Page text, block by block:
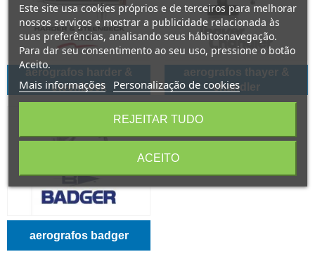
aerografos harder &
steenbeck
aerografos thayer &
chandler
aerografos badger
Este site usa cookies próprios e de terceiros para melhorar
nossos serviços e mostrar a publicidade relacionada às
suas preferências, analisando seus hábitosnavegação.
Para dar seu consentimento ao seu uso, pressione o botão
Aceito.
Mais informações Personalização de cookies
REJEITAR TUDO
ACEITO